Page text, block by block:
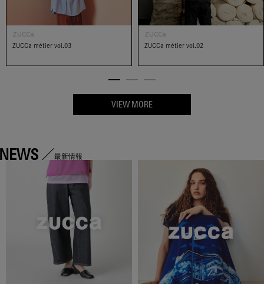
ZUCCa
ZUCCa métier vol.03
ZUCCa
ZUCCa métier vol.02
VIEW MORE
最新情報